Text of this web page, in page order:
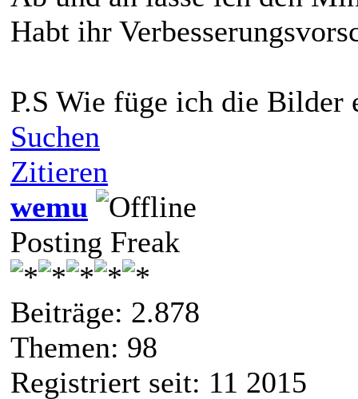
Habt ihr
P.S Wie füge ich die Bilder
Suchen
Zitieren
wemu
Posting Freak
Beiträge: 2.878
Themen: 98
Registriert seit: 11 2015